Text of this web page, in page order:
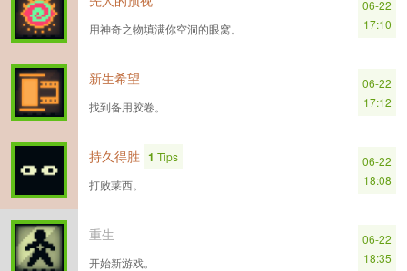
用神奇之物填满你空洞的眼窝。
06-22
17:10
新生希望
找到备用胶卷。
06-22
17:12
持久得胜 1 Tips
打败莱西。
06-22
18:08
重生
开始新游戏。
06-22
18:35